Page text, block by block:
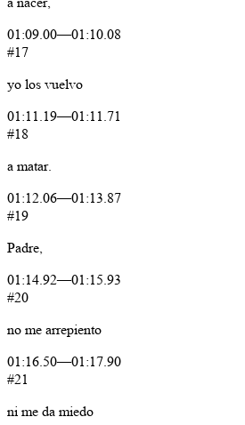
01:09.00—01:10.08
#17
yo los vuelvo
01:11.19—01:11.71
#18
a matar.
01:12.06—01:13.87
#19
Padre,
01:14.92—01:15.93
#20
no me arrepiento
01:16.50—01:17.90
#21
ni me da miedo